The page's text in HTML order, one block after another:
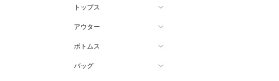
トップス
アウター
ボトムス
バッグ